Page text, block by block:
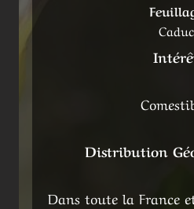
Caduc
Distribution
Dans toute la France